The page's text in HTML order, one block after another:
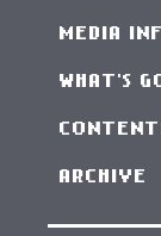
MEDIA
WHAT'S
ARCHIVE